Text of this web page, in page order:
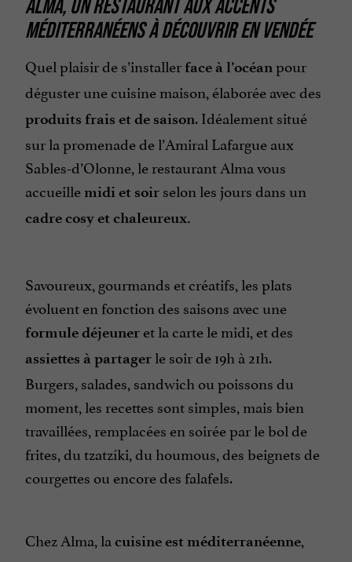
ALMA, UN RESTAURANT AUX ACCENTS
MÉDITERRANÉENS À DÉCOUVRIREN VENDÉE
Quel plaisir de s’installer face à l’océanpour
déguster une cuisine maison, élaborée avec des
produits frais et de saison. Idéalement situé
sur la promenade de l’Amiral Lafargue aux
Sables-d’Olonne, le restaurant Alma vous
accueille midi et soir selon les jours dans un
cadre cosy et chaleureux.
Savoureux, gourmands et créatifs, les plats
évoluent en fonction des saisons avec une
formule déjeuner et la carte le midi, et des
assiettes à partager le soir de 19h à 21h.
Burgers, salades, sandwich ou poissons du
moment, les recettes sont simples, mais bien
travaillées, remplacées en soirée par le bol de
frites, du tzatzíki, du houmous, des beignets de
courgettes ou encore des falafels.
Chez Alma, la cuisine est méditerranéenne,